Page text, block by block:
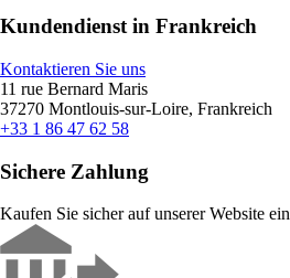
Kundendienst in Frankreich
Kontaktieren Sie uns
11 rue Bernard Maris
37270 Montlouis-sur-Loire, Frankreich
+33 1 86 47 62 58
Sichere Zahlung
Kaufen Sie sicher auf unserer Website ein